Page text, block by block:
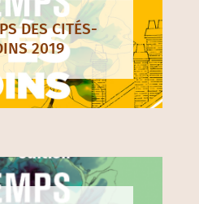
DES CITÉS-
2019